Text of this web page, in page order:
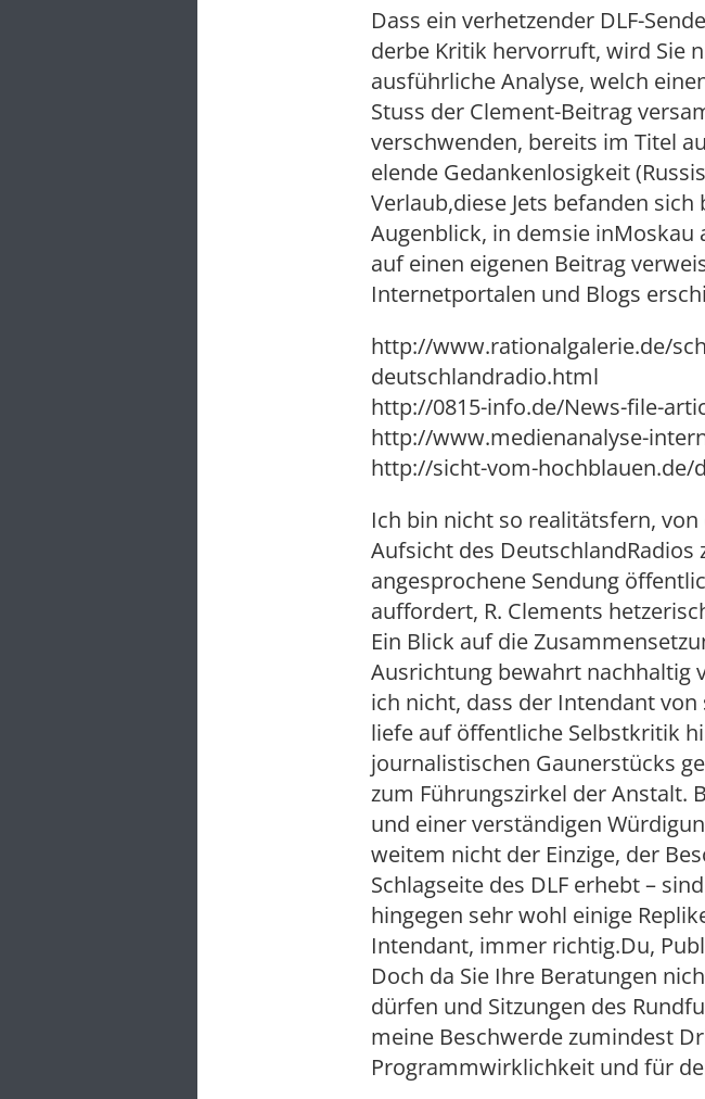
Dass ein verhetzender DLF-
derbe Kritik hervorruft, wird Sie
ausführliche Analyse, welch
Stuss der Clement-Beitrag
verschwenden, bereits im Titel
elende Gedankenlosigkeit
Verlaub,diese Jets befanden
Augenblick, in demsie
auf einen eigenen Beitrag
Internetportalen und Blogs
http://www.rationalgalerie.de/
deutschlandradio.html
http://0815-info.de/News-file-
http://www.medienanalyse-
http://sicht-vom-
Ich bin nicht so realitätsfern,
Aufsicht des
angesprochene Sendung
auffordert, R. Clements
Ein Blick auf die
Ausrichtung bewahrt nachhaltig
ich nicht, dass der Intendant
liefe auf öffentliche Selbstkritik
journalistischen Gaunerstücks
zum Führungszirkel der Anstalt.
und einer verständigen
weitem nicht der Einzige, der
Schlagseite des DLF erhebt –
hingegen sehr wohl einige
Intendant, immer richtig.Du,
Doch da Sie Ihre Beratungen
dürfen und Sitzungen des
meine Beschwerde zumindest
Programmwirklichkeit und für